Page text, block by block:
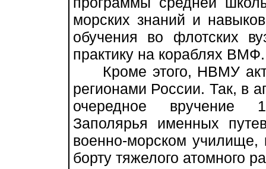
морских знаний и
обучения во флотских
практику на кораблях ВМФ.
Кроме этого, НВМУ
регионами России. Так, в
очередное вручение
Заполярья именных
военно-морском училище,
борту тяжелого атомного